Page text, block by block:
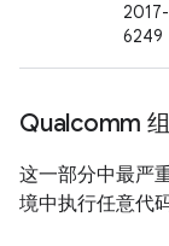
2017-
6249
Qualcomm
这一部分中最严
境中执行任意代码